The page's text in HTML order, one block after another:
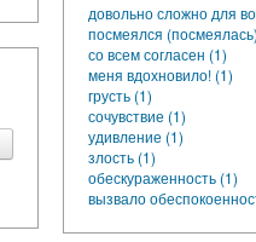
довольно сложно для
посмеялся
со всем согласен (1)
меня вдохновило! (1)
грусть (1)
сочувствие (1)
удивление (1)
злость (1)
обескураженность (1)
вызвало